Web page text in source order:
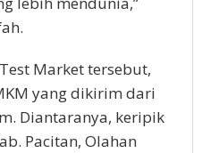
Market tersebut,
yang dikirim dari
Diantaranya, keripik
Pacitan, Olahan